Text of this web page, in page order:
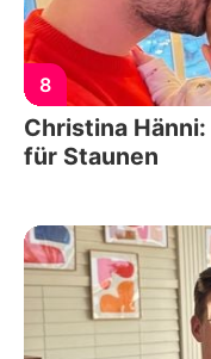
8
Christina
für Staunen